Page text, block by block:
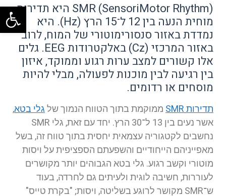
SMR (SensoriMotor Rhythm) היא תדירות
מוחית הנעה בין 12 ל־15 הרץ (Hz). היא
נמדדת באזור סנסורימוטורי של המוח, לרוב
באזור המרכזי (Cz) באלקטרודות EEG. גלים
אלו קשורים למצב ערות רגוע וממוקד, איזון
בין רגיעה לבין מוכנות לפעולה, מבלי להיות
מוסחים או רדומים.
תדירות SMR ממוקמת בתוך הטווח הנמוך של גלי בטא,
אשר נעים בין 13 ל־30 הרץ. יחד עם זאת, גלי SMR
נחשבים לקטגוריה עצמאית יחסית בתוך טווח זה, בשל
מאפייניהם הייחודיים והשפעתם הספציפית על ויסות
מוטורי וקשב רגוע. גלי בטא הגבוהים יותר מקושרים
לעוררות, חשיבה לוגית ולעיתים גם לחרדה, בעוד
ש־SMR מקושר לרוגע בשליטה, ויסות; "בקרת טייס"